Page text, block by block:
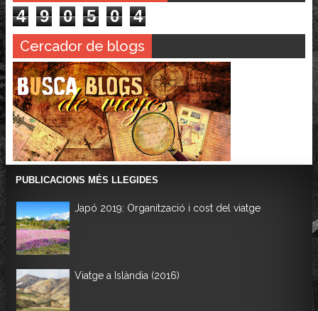
4 9 0 5 0 4
Cercador de blogs
PUBLICACIONS MÉS LLEGIDES
Japó 2019: Organització i cost del viatge
Viatge a Islàndia (2016)